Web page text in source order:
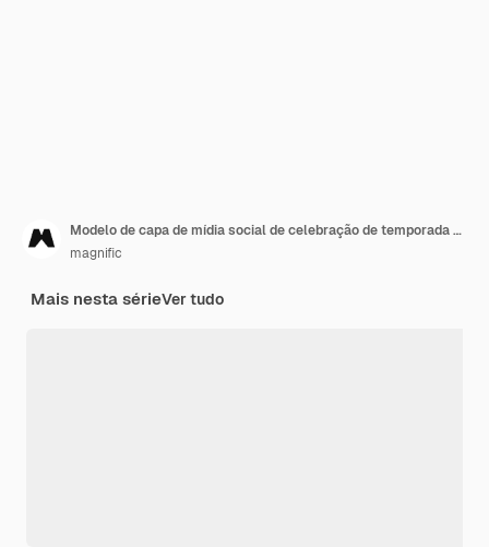
Modelo de capa de mídia social de celebração de temporada de natal
magnific
Mais nesta sérieVer tudo